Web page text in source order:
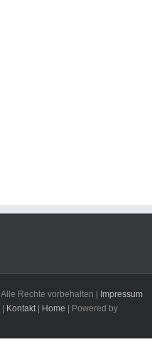
Rechte vorbehalten | Impressum
| Kontakt | Home | Powered by